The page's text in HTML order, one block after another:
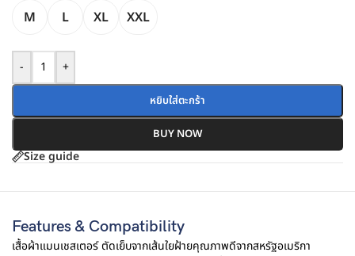
M
L XL XXL
- +
หยิบใส่ตะกร้า
BUY NOW
Size guide
Features & Compatibility
เสื้อผ้าแมนเชสเตอร์ ตัดเย็บจากเส้นใยฝ้ายคุณภาพดีจากสหรัฐอเมริกา